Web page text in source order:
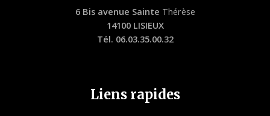
6 Bis avenue Sainte Thérèse
14100 LISIEUX
Tél. 06.03.35.00.32
Liens rapides